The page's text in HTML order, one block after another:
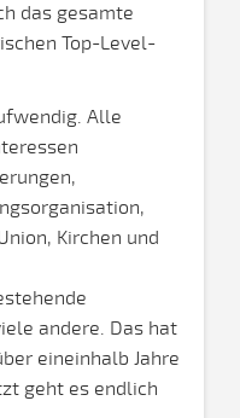
das gesamte
Top-Level-
Alle
Kirchen und
andere. Das hat
eineinhalb Jahre
geht es endlich